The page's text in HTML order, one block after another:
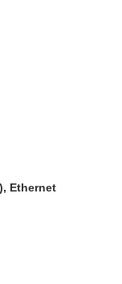
Ethernet